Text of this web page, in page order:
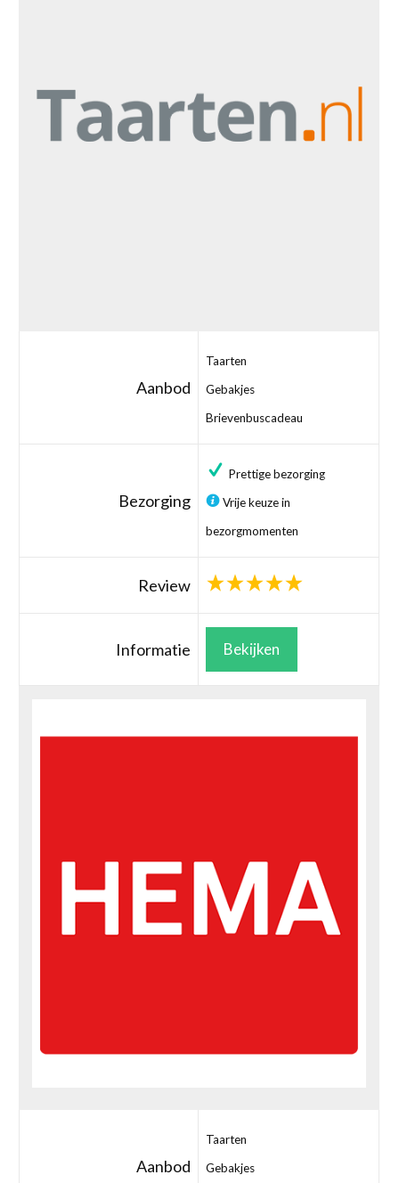
Aanbod
Taarten
Gebakjes
Brievenbuscadeau
Bezorging
Prettige bezorging
Vrije keuze in
bezorgmomenten
Review
Informatie Bekijken
Aanbod
Taarten
Gebakjes